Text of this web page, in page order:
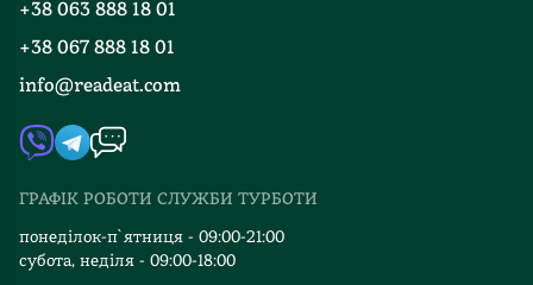
Події
Книгарні
Контакти
Автори
Видавництва
Відгуки та оцінка RDT
+38 063 888 18 01
+38 067 888 18 01
info@readeat.com
ГРАФІК РОБОТИ СЛУЖБИ ТУРБОТИ
понеділок-п`ятниця - 09:00-21:00
субота, неділя - 09:00-18:00